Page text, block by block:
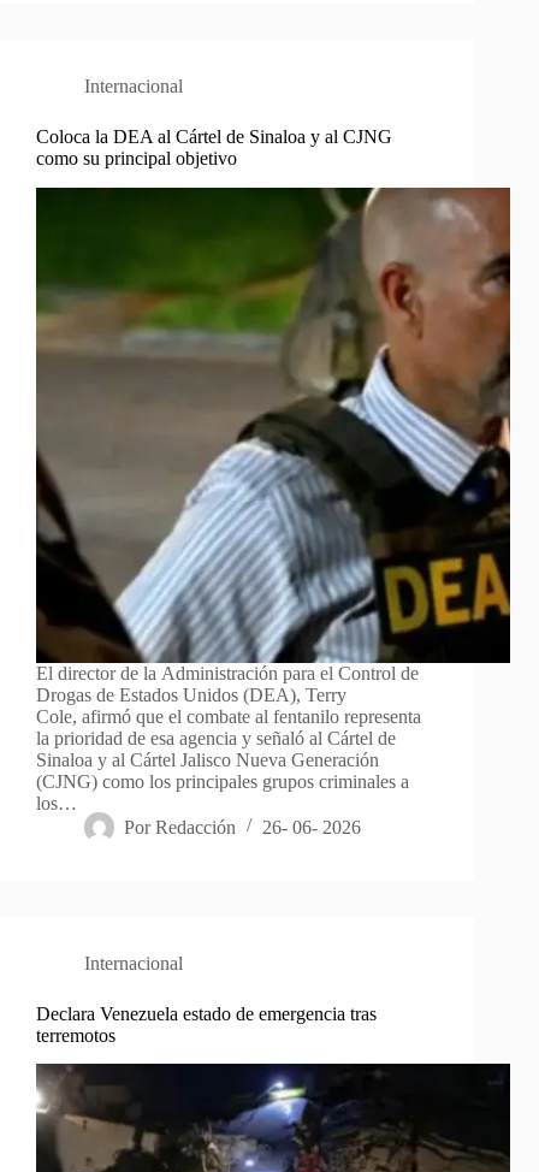
Internacional
Coloca la DEA al Cártel de Sinaloa y al CJNG
como su principal objetivo
El director de la Administración para el Control de
Drogas de Estados Unidos (DEA), Terry
Cole, afirmó que el combate al fentanilo representa
la prioridad de esa agencia y señaló al Cártel de
Sinaloa y al Cártel Jalisco Nueva Generación
(CJNG) como los principales grupos criminales a
los…
Por Redacción 26- 06- 2026
Internacional
Declara Venezuela estado de emergencia tras
terremotos